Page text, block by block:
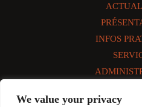
We value your privacy
INFOS